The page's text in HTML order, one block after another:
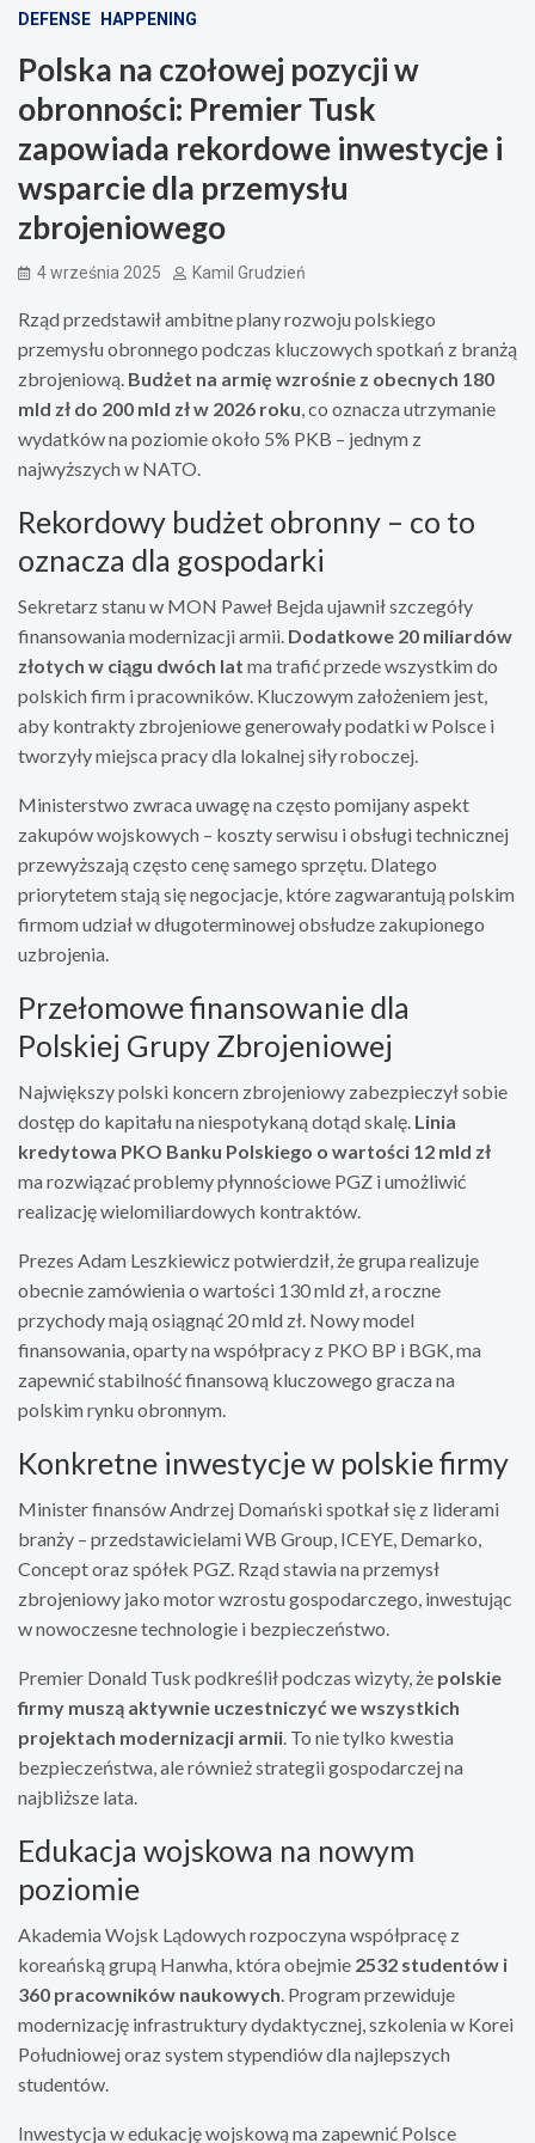
DEFENSE HAPPENING
Polska na czołowej pozycji w
obronności: Premier Tusk
zapowiada rekordowe inwestycje i
wsparcie dla przemysłu
zbrojeniowego
4 września 2025 Kamil Grudzień
Rząd przedstawił ambitne plany rozwoju polskiego
przemysłu obronnego podczas kluczowych spotkań z branżą
zbrojeniową. Budżet na armię wzrośnie z obecnych 180
mld zł do 200 mld zł w 2026 roku , co oznacza utrzymanie
wydatków na poziomie około 5% PKB – jednym z
najwyższych w NATO.
Rekordowy budżet obronny – co to
oznacza dla gospodarki
Sekretarz stanu w MON Paweł Bejda ujawnił szczegóły
finansowania modernizacji armii. Dodatkowe 20 miliardów
złotych w ciągu dwóch lat ma trafić przede wszystkim do
polskich firm i pracowników. Kluczowym założeniem jest,
aby kontrakty zbrojeniowe generowały podatki w Polsce i
tworzyły miejsca pracy dla lokalnej siły roboczej.
Ministerstwo zwraca uwagę na często pomijany aspekt
zakupów wojskowych – koszty serwisu i obsługi technicznej
przewyższają często cenę samego sprzętu. Dlatego
priorytetem stają się negocjacje, które zagwarantują polskim
firmom udział w długoterminowej obsłudze zakupionego
uzbrojenia.
Przełomowe finansowanie dla
Polskiej Grupy Zbrojeniowej
Największy polski koncern zbrojeniowy zabezpieczył sobie
dostęp do kapitału na niespotykaną dotąd skalę. Linia
kredytowa PKO Banku Polskiego o wartości 12 mld zł
ma rozwiązać problemy płynnościowe PGZ i umożliwić
realizację wielomiliardowych kontraktów.
Prezes Adam Leszkiewicz potwierdził, że grupa realizuje
obecnie zamówienia o wartości 130 mld zł, a roczne
przychody mają osiągnąć 20 mld zł. Nowy model
finansowania, oparty na współpracy z PKO BP i BGK, ma
zapewnić stabilność finansową kluczowego gracza na
polskim rynku obronnym.
Konkretne inwestycje w polskie firmy
Minister finansów Andrzej Domański spotkał się z liderami
branży – przedstawicielami WB Group, ICEYE, Demarko,
Concept oraz spółek PGZ. Rząd stawia na przemysł
zbrojeniowy jako motor wzrostu gospodarczego, inwestując
w nowoczesne technologie i bezpieczeństwo.
Premier Donald Tusk podkreślił podczas wizyty, że polskie
firmy muszą aktywnie uczestniczyć we wszystkich
projektach modernizacji armii . To nie tylko kwestia
bezpieczeństwa, ale również strategii gospodarczej na
najbliższe lata.
Edukacja wojskowa na nowym
poziomie
Akademia Wojsk Lądowych rozpoczyna współpracę z
koreańską grupą Hanwha, która obejmie 2532 studentów i
360 pracowników naukowych . Program przewiduje
modernizację infrastruktury dydaktycznej, szkolenia w Korei
Południowej oraz system stypendiów dla najlepszych
studentów.
Inwestycja w edukację wojskową ma zapewnić Polsce